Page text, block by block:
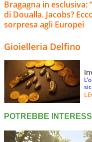
Bragagna in esclusiva:
di Doualla. Jacobs?
sorpresa agli Europei
Gioielleria Delfino